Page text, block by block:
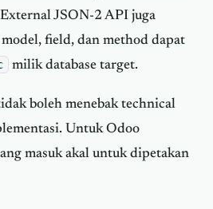
JSON-2 API juga
field, dan method dapat
milik database target.
boleh menebak technical
Untuk Odoo
masuk akal untuk dipetakan